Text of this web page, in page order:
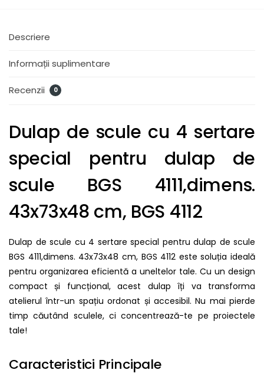
Descriere
Informații suplimentare
Recenzii 0
Dulap de scule cu 4 sertare
special pentru dulap de
scule BGS 4111,dimens.
43x73x48 cm, BGS 4112
Dulap de scule cu 4 sertare special pentru dulap de scule
BGS 4111,dimens. 43x73x48 cm, BGS 4112 este soluția ideală
pentru organizarea eficientă a uneltelor tale. Cu un design
compact și funcțional, acest dulap îți va transforma
atelierul într-un spațiu ordonat și accesibil. Nu mai pierde
timp căutând sculele, ci concentrează-te pe proiectele
tale!
Caracteristici Principale